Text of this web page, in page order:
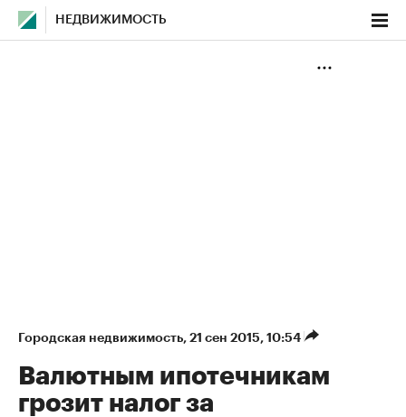
НЕДВИЖИМОСТЬ
Городская недвижимость⁠, 21 сен 2015, 10:54
Валютным ипотечникам
грозит налог за